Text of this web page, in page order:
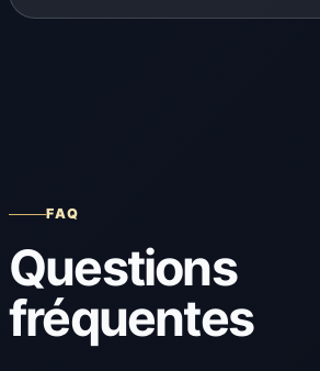
FAQ
Questions
fréquentes